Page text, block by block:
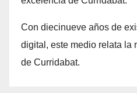
Con diecinueve años de
digital, este medio relata la
de Curridabat.